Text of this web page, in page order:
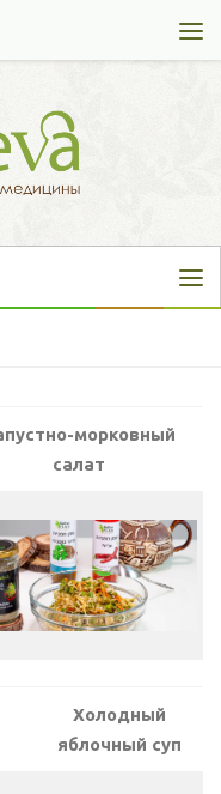
морковный
салат
Холодный
яблочный суп